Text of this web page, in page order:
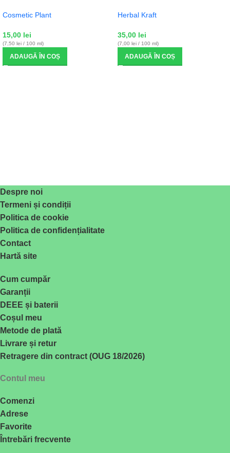
Cosmetic Plant
15,00 lei
(7,50 lei / 100 ml)
ADAUGĂ ÎN COȘ
Herbal Kraft
35,00 lei
(7,00 lei / 100 ml)
ADAUGĂ ÎN COȘ
Despre noi
Termeni și condiții
Politica de cookie
Politica de confidențialitate
Contact
Hartă site
Cum cumpăr
Garanții
DEEE și baterii
Coșul meu
Metode de plată
Livrare și retur
Retragere din contract (OUG 18/2026)
Contul meu
Comenzi
Adrese
Favorite
Întrebări frecvente